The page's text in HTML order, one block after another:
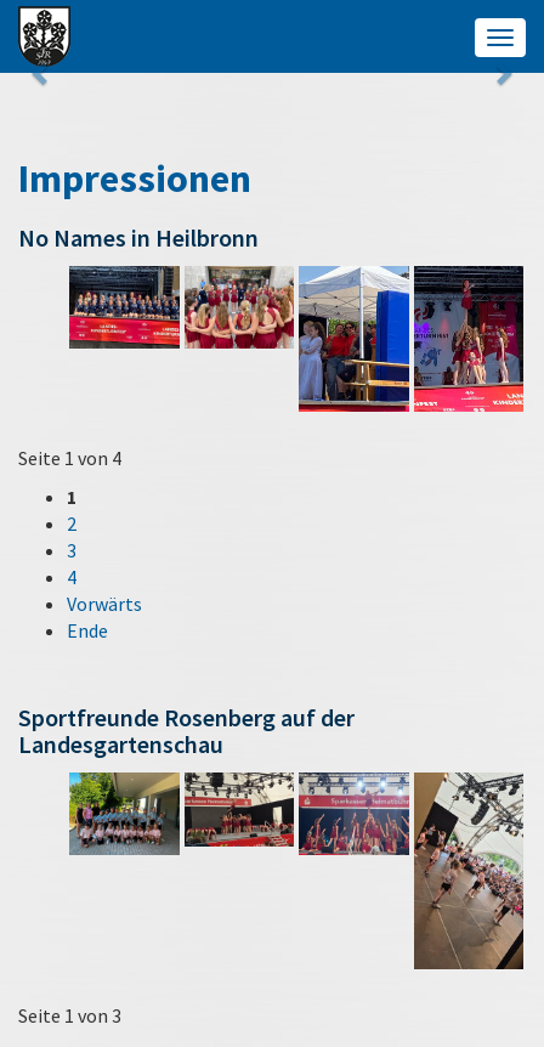
Impressionen
No Names in Heilbronn
Seite 1 von 4
1
2
3
4
Vorwärts
Ende
Sportfreunde Rosenberg auf der
Landesgartenschau
Seite 1 von 3